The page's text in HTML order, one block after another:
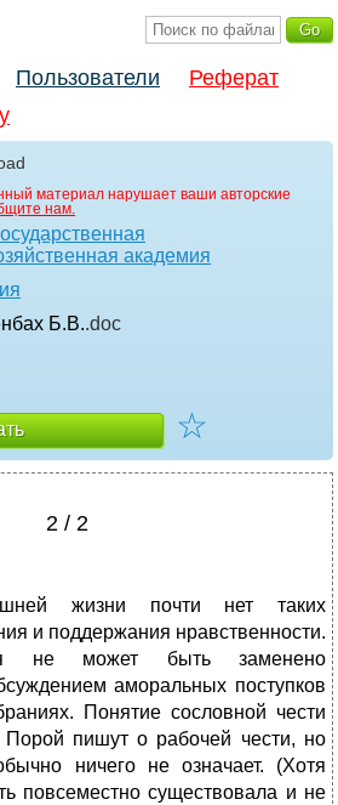
Пользователи
Реферат
материал нарушает ваши авторские
нам.
академия
Б.В..doc
☆
2 / 2
жизни почти нет таких
и поддержания нравственности.
не может быть заменено
аморальных поступков
Понятие сословной чести
Порой пишут о рабочей чести, но
ничего не означает. (Хотя
повсеместно существовала и не